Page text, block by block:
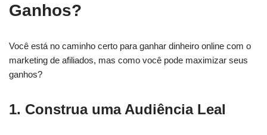
Ganhos?
Você está no caminho certo para ganhar dinheiro online com o
marketing de afiliados, mas como você pode maximizar seus
ganhos?
1. Construa uma Audiência Leal